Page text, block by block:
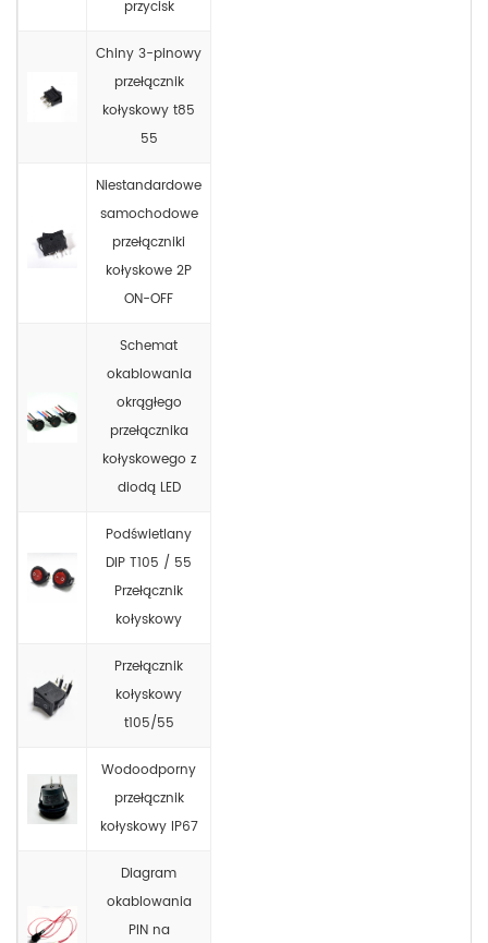
przycisk
Chiny 3-pinowy
przełącznik
kołyskowy t85
55
Niestandardowe
samochodowe
przełączniki
kołyskowe 2P
ON-OFF
Schemat
okablowania
okrągłego
przełącznika
kołyskowego z
diodą LED
Podświetlany
DIP T105 / 55
Przełącznik
kołyskowy
Przełącznik
kołyskowy
t105/55
Wodoodporny
przełącznik
kołyskowy IP67
Diagram
okablowania
PIN na